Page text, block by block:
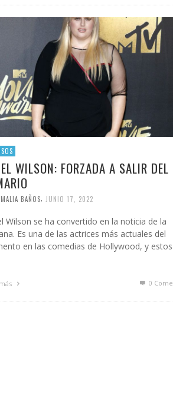
WILSON: FORZADA A SALIR DEL
BAÑOS JUNIO 17, 2022
Wilson se ha convertido en la noticia de la
Es una de las actrices más actuales del
en las comedias de Hollywood, y
0